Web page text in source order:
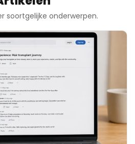
soortgelijke onderwerpen.